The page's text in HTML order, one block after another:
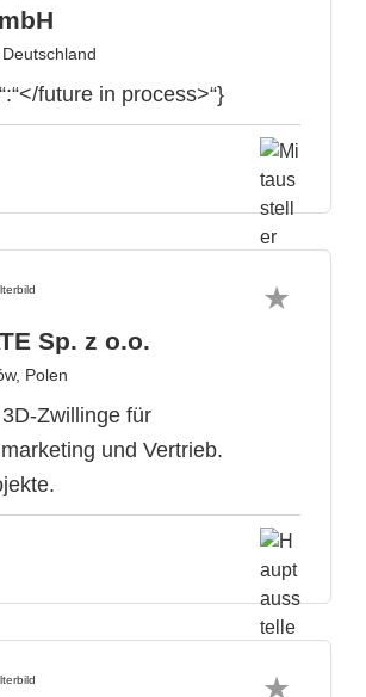
future in process>“}
Sp. z o.o.
Polen
Zwillinge für
und Vertrieb.